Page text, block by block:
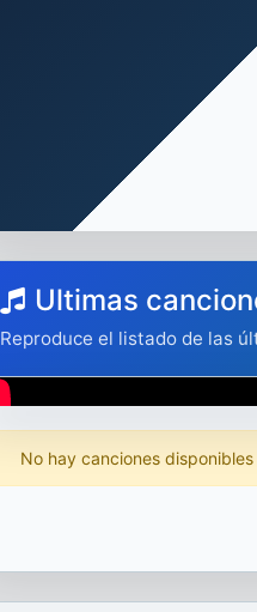
Ultimas
Reproduce el listado de las
No hay canciones